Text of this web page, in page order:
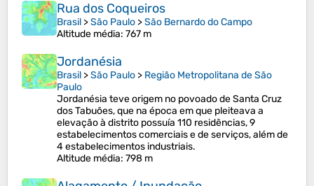
Rua dos Coqueiros
Brasil >São Paulo >São Bernardo do Campo
Altitude média: 767 m
Jordanésia
Brasil >São Paulo > Região Metropolitana de São
Paulo
Jordanésia teve origem no povoado de Santa Cruz
dos Tabuões, que na época em que pleiteava a
elevação à distrito possuía 110 residências, 9
estabelecimentos comerciais e de serviços, além de
4 estabelecimentos industriais.
Altitude média: 798 m